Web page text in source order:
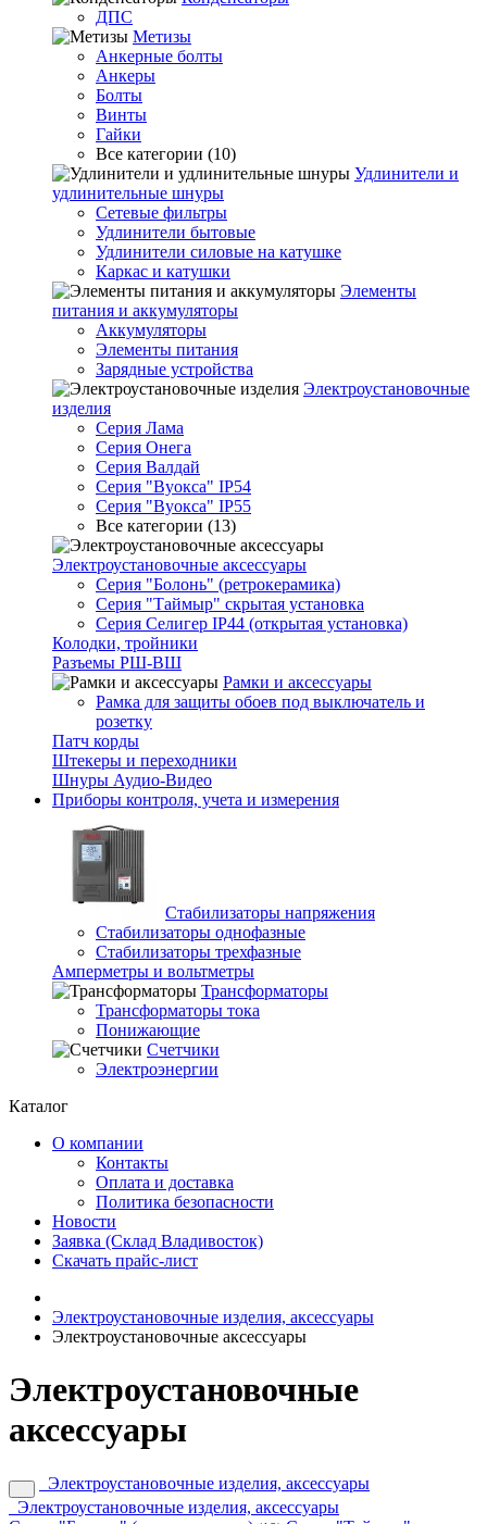
ДПС
Метизы
Анкерные болты
Анкеры
Болты
Винты
Гайки
Все категории (10)
Удлинители и
удлинительные шнуры
Сетевые фильтры
Удлинители бытовые
Удлинители силовые на катушке
Каркас и катушки
Элементы
питания и аккумуляторы
Аккумуляторы
Элементы питания
Зарядные устройства
Электроустановочные
изделия
Серия Лама
Серия Онега
Серия Валдай
Серия "Вуокса" IP54
Серия "Вуокса" IP55
Все категории (13)
Электроустановочные аксессуары
Серия "Болонь" (ретрокерамика)
Серия "Таймыр" скрытая установка
Серия Селигер IP44 (открытая установка)
Колодки, тройники
Разъемы РШ-ВШ
Рамки и аксессуары
Рамка для защиты обоев под выключатель и
розетку
Патч корды
Штекеры и переходники
Шнуры Аудио-Видео
Приборы контроля, учета и измерения
Стабилизаторы напряжения
Стабилизаторы однофазные
Стабилизаторы трехфазные
Амперметры и вольтметры
Трансформаторы
Трансформаторы тока
Понижающие
Счетчики
Электроэнергии
Каталог
О компании
Контакты
Оплата и доставка
Политика безопасности
Новости
Заявка (Склад Владивосток)
Скачать прайс-лист
Электроустановочные изделия, аксессуары
Электроустановочные аксессуары
Электроустановочные
аксессуары
Электроустановочные изделия, аксессуары
Электроустановочные изделия, аксессуары